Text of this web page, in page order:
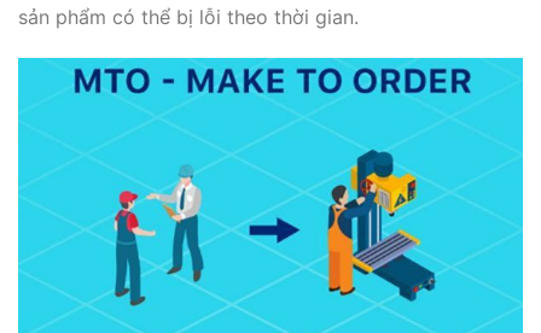
sản phẩm có thể bị lỗi theo thời gian.